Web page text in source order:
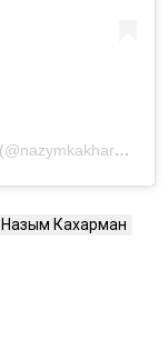
Публикация от Nazym Kakharman (@nazymkakharman)
Назым Кахарман